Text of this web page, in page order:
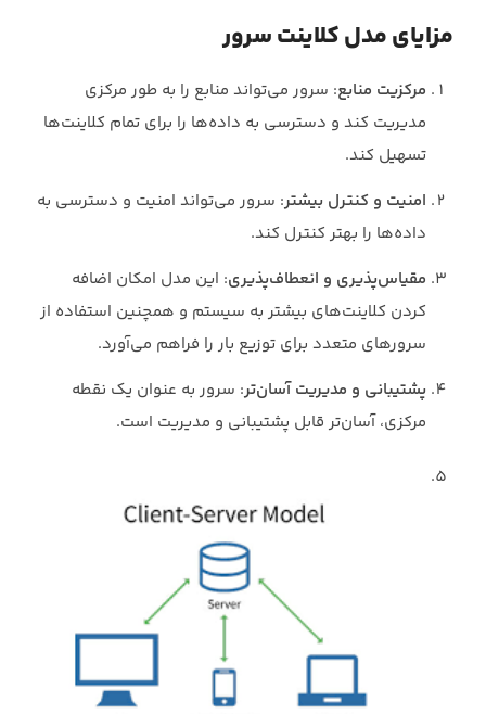
مزایای مدل کلاینت سرور
مرکزیت منابع: سرور می‌تواند منابع را به طور مرکزی
مدیریت کند و دسترسی به داده‌ها را برای تمام کلاینت‌ها
تسهیل کند.
امنیت و کنترل بیشتر: سرور می‌تواند امنیت و دسترسی به
داده‌ها را بهتر کنترل کند.
مقیاس‌پذیری و انعطاف‌پذیری: این مدل امکان اضافه
کردن کلاینت‌های بیشتر به سیستم و همچنین استفاده از
سرورهای متعدد برای توزیع بار را فراهم می‌آورد.
پشتیبانی و مدیریت آسان‌تر: سرور به عنوان یک نقطه
مرکزی، آسان‌تر قابل پشتیبانی و مدیریت است.